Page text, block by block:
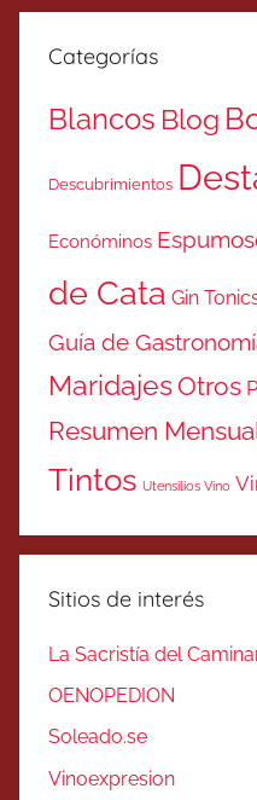
Categorías
Blancos Blog
Descubrimientos
Económinos
de Cata Gin
Guía de
MaridajesOtros
Resumen
Tintos Utensilios Vino
Sitios de interés
La Sacristía del
OENOPEDION
Soleado.se
Vinoexpresion